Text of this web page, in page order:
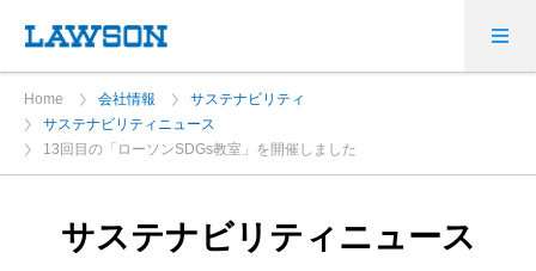
Home 会社情報
サステナビリティ
サステナビリティニュース
13回目の「ローソンSDGs教室」を開催しました
サステナビリティニュース